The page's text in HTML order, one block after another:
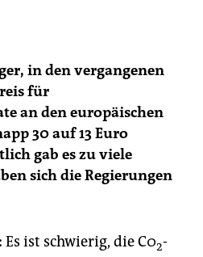
in den vergangenen
für
an den europäischen
30 auf 13 Euro
gab es zu viele
sich die Regierungen
Es ist schwierig, die C02-